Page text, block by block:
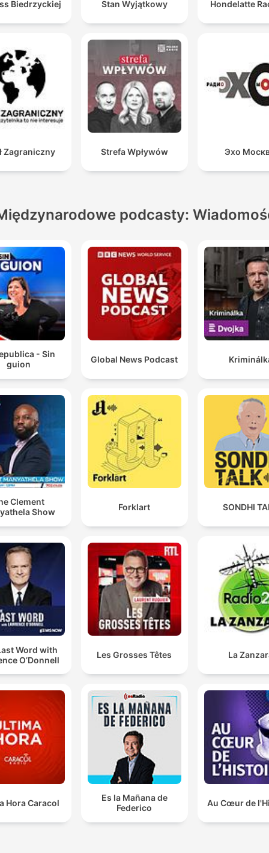
Biedrzyckiej Stan Wyjątkowy Hondelatte
Zagraniczny Strefa Wpływów Эхо
podcasty:
- Sin
guion
Global News Podcast
Clement
Show
Forklart SONDHI
Word with
O’Donnell
Les Grosses Têtes La
Hora Caracol
Es la Mañana de
Federico
Au Cœur de